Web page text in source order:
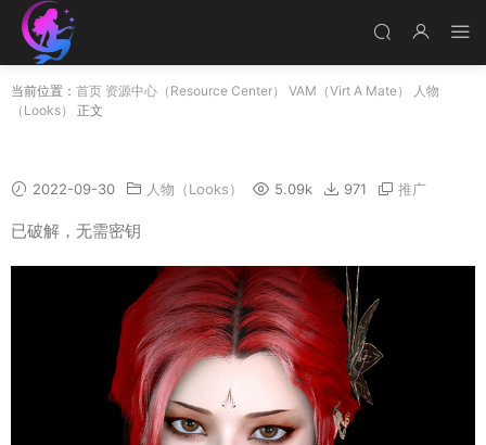
当前位置： 首页 资源中心（Resource Center） VAM（Virt A Mate）
人物
（Looks）
正文
2022-09-30 人物（Looks） 5.09k 971 推广
已破解，无需密钥